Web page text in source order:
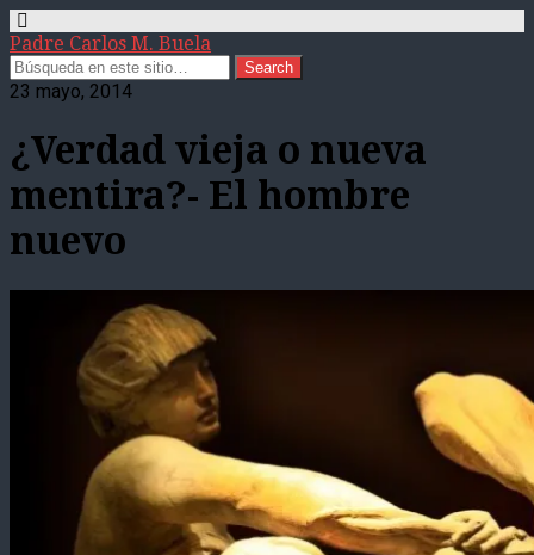
Padre Carlos M. Buela
23 mayo, 2014
¿Verdad vieja o nueva
mentira?- El hombre
nuevo